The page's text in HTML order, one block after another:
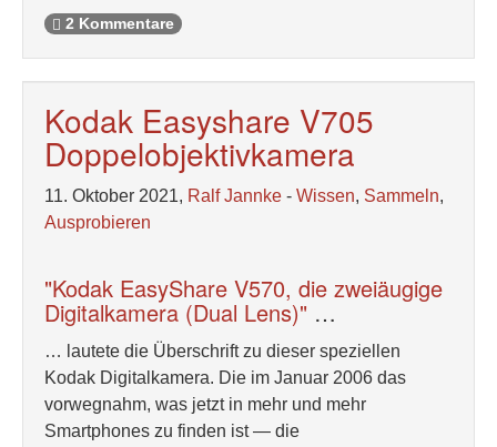
2 Kommentare
Kodak Easyshare V705
Doppelobjektivkamera
11. Oktober 2021, Ralf Jannke - Wissen, Sammeln,
Ausprobieren
"Kodak EasyShare V570, die zweiäugige
Digitalkamera (Dual Lens)" …
… lautete die Überschrift zu dieser speziellen
Kodak Digitalkamera. Die im Januar 2006 das
vorwegnahm, was jetzt in mehr und mehr
Smartphones zu finden ist — die